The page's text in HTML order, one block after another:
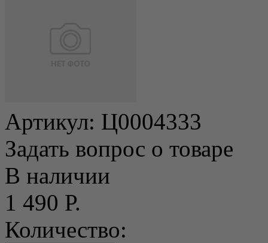
Артикул: Ц0004333
Задать вопрос о товаре
В наличии
1 490 Р.
Количество: